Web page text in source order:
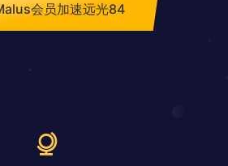
会员加速远光84